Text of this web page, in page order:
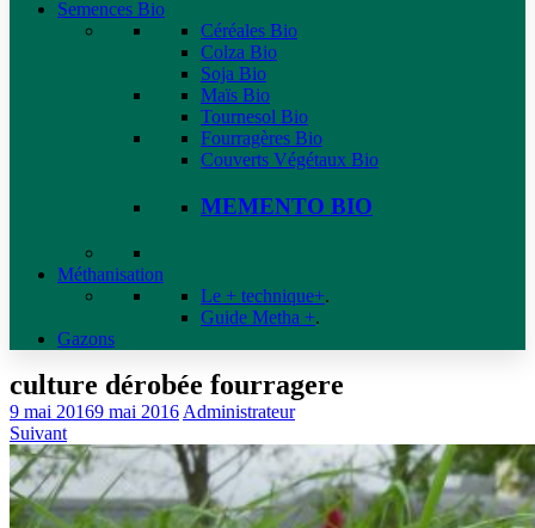
Semences Bio
Céréales Bio
Colza Bio
Soja Bio
Maïs Bio
Tournesol Bio
Fourragères Bio
Couverts Végétaux Bio
MEMENTO BIO
Méthanisation
Le + technique+.
Guide Metha +.
Gazons
culture dérobée fourragere
9 mai 20169 mai 2016 Administrateur
Suivant